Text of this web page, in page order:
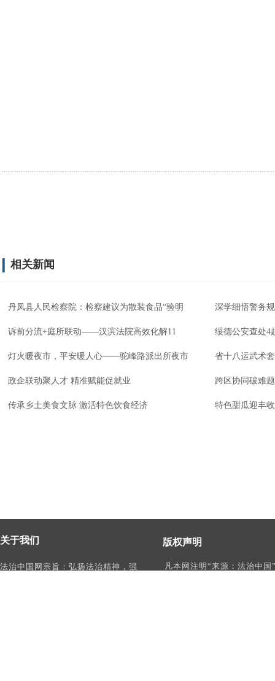
相关新闻
丹凤县人民检察院：检察建议为散装食品“验明 深学细悟警务
诉前分流+庭所联动——汉滨法院高效化解11 绥德公安查处4
灯火暖夜市，平安暖人心——驼峰路派出所夜市 省十八运武术
政企联动聚人才 精准赋能促就业 跨区协同破难
传承乡土美食文脉 激活特色饮食经济 特色甜瓜迎丰
版权声明
凡本网注明“来源：法治中国
关于我们
法治中国网宗旨：弘扬法治精神，强